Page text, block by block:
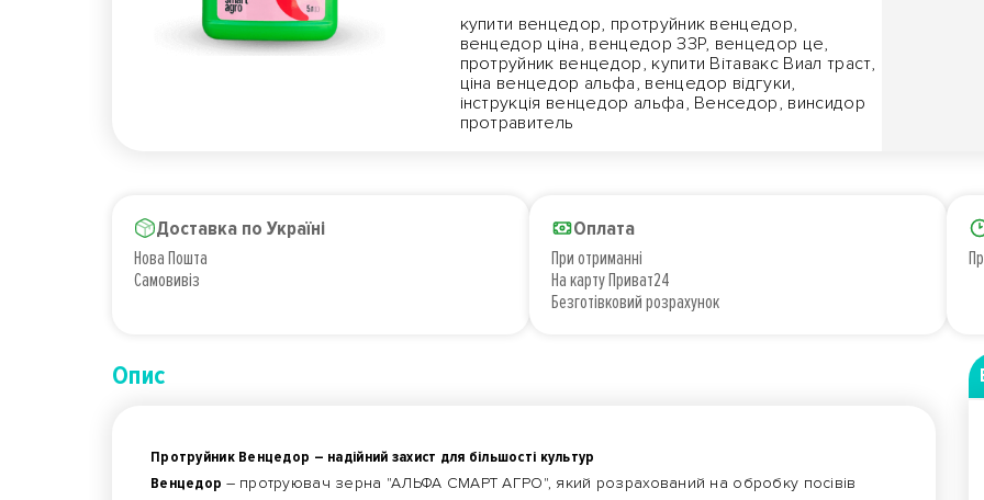
купити венцедор, протруйник венцедор,
венцедор ціна, венцедор ЗЗР, венцедор це,
протруйник венцедор, купити Вітавакс Виал траст,
ціна венцедор альфа, венцедор відгуки,
інструкція венцедор альфа, Венседор, винсидор
протравитель
Доставка по Україні
Нова Пошта
Самовивіз
Оплата
При отриманні
На карту Приват24
Безготівковий розрахунок
Опис
Протруйник Венцедор – надійний захист для більшості культур
Венцедор – протруювач зерна "АЛЬФА СМАРТ АГРО", який розрахований на обробку посівів